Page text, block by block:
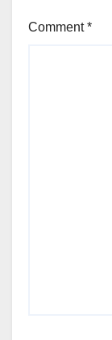
Comment*